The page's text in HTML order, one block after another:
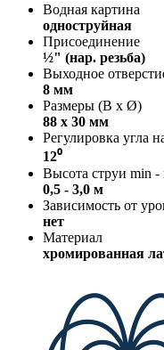
Водная картина
одноструйная
Присоединение
½" (нар. резьба)
Выходное
8 мм
Размеры (В x Ø)
88 х 30 мм
Регулировка угла
12⁰
Высота струи min -
0,5 - 3,0 м
Зависимость от
нет
Материал
хромированная